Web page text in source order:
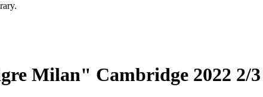
Milan" Cambridge 2022 2/3